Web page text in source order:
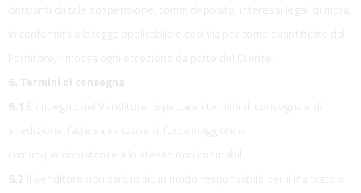
derivanti da tale sospensione, come: deposito, interessi legali di mora,
in conformità alla legge applicabile e così via per come quantificate dal
Fornitore, rimossa ogni eccezione da parte del Cliente.
6. Termini di consegna
6.1
È impegno del Venditore rispettare i termini di consegna e di
spedizione, fatte salve cause di forza maggiore o
comunque circostanze allo stesso non imputabili.
6.2 Il Venditore non sarà in alcun modo responsabile per il mancato o